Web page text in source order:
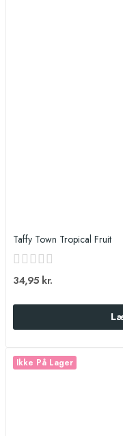
Taffy Town Tropical Fruit
34,95 kr.
Ikke På Lager